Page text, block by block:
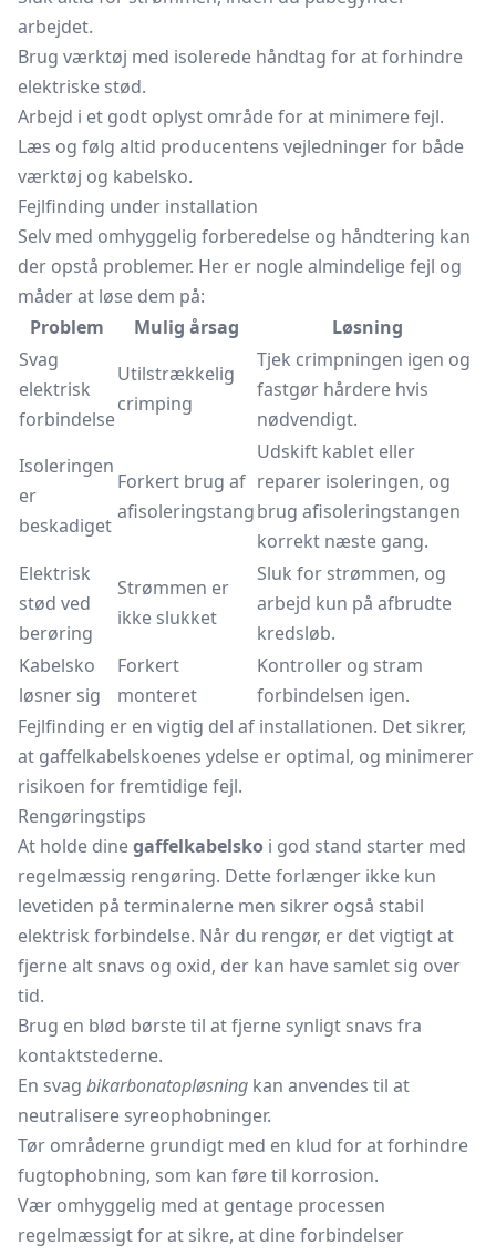
arbejdet.
Brug værktøj med isolerede håndtag for at forhindre
elektriske stød.
Arbejd i et godt oplyst område for at minimere fejl.
Læs og følg altid producentens vejledninger for både
værktøj og kabelsko.
Fejlfinding under installation
Selv med omhyggelig forberedelse og håndtering kan
der opstå problemer. Her er nogle almindelige fejl og
måder at løse dem på:
Problem
Mulig årsag
Løsning
Svag
elektrisk
forbindelse
Utilstrækkelig
crimping
Tjek crimpningen igen og
fastgør hårdere hvis
nødvendigt.
Isoleringen
er
beskadiget
Forkert brug af
afisoleringstang
Udskift kablet eller
reparer isoleringen, og
brug afisoleringstangen
korrekt næste gang.
Elektrisk
stød ved
berøring
Strømmen er
ikke slukket
Sluk for strømmen, og
arbejd kun på afbrudte
kredsløb.
Kabelsko
løsner sig
Forkert
monteret
Kontroller og stram
forbindelsen igen.
Fejlfinding er en vigtig del af installationen. Det sikrer,
at gaffelkabelskoenes ydelse er optimal, og minimerer
risikoen for fremtidige fejl.
Rengøringstips
At holde dinegaffelkabelsko i god stand starter med
regelmæssig rengøring. Dette forlænger ikke kun
levetiden på terminalerne men sikrer også stabil
elektrisk forbindelse. Når du rengør, er det vigtigt at
fjerne alt snavs og oxid, der kan have samlet sig over
tid.
Brug en blød børste til at fjerne synligt snavs fra
kontaktstederne.
En svag bikarbonatopløsning kan anvendes til at
neutralisere syreophobninger.
Tør områderne grundigt med en klud for at forhindre
fugtophobning, som kan føre til korrosion.
Vær omhyggelig med at gentage processen
regelmæssigt for at sikre, at dine forbindelser